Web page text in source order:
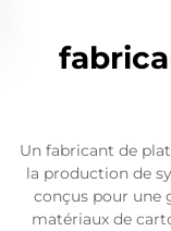
Un fabricant de
la production de
conçus pour une
matériaux de